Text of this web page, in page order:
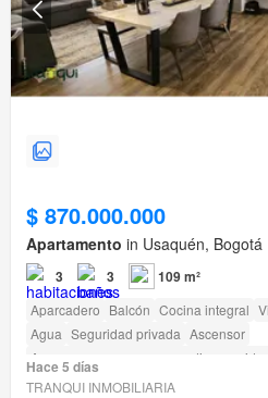
$ 870.000.000
Apartamento in Usaquén, Bogotá
3 3 109 m²
Aparcadero Balcón Cocina integral
Agua Seguridad privada Ascensor
Acceso para personas con
Hace 5 días
TRANQUI INMOBILIARIA